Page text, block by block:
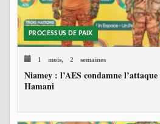
PROCESSUS DE PAIX
1 mois, 2 semaines
Niamey : l’AES condamne
Hamani